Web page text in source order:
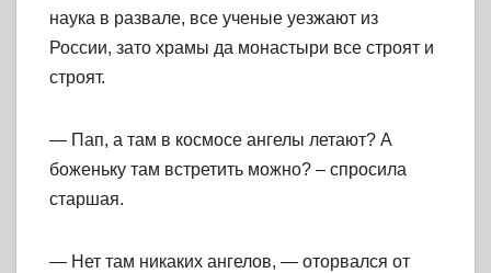
наука в развале, все ученые уезжают из
России, зато храмы да монастыри все строят и
строят.
— Пап, а там в космосе ангелы летают? А
боженьку там встретить можно? – спросила
старшая.
— Нет там никаких ангелов, — оторвался от